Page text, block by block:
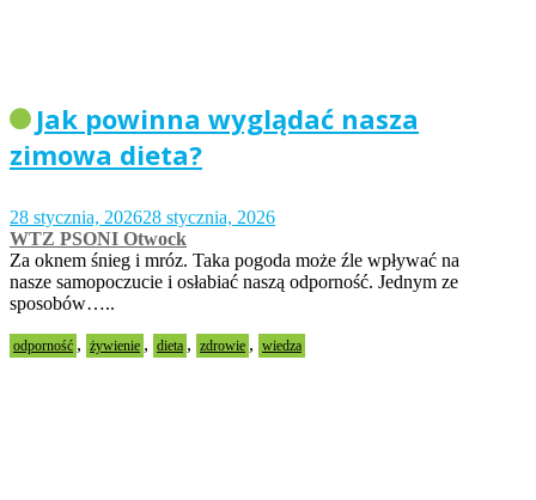
Jak powinna wyglądać nasza
zimowa dieta?
28 stycznia, 202628 stycznia, 2026
WTZ PSONI Otwock
Za oknem śnieg i mróz. Taka pogoda może źle wpływać na
nasze samopoczucie i osłabiać naszą odporność. Jednym ze
sposobów…..
odporność , żywienie , dieta , zdrowie , wiedza